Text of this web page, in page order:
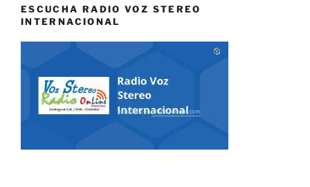
ESCUCHA RADIO VOZ STEREO
INTERNACIONAL